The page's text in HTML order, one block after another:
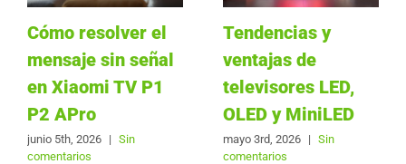
Cómo resolver el
mensaje sin señal
en Xiaomi TV P1
P2 APro
junio 5th, 2026 | Sin
comentarios
Tendencias y
ventajas de
televisores LED,
OLED y MiniLED
mayo 3rd, 2026 | Sin
comentarios